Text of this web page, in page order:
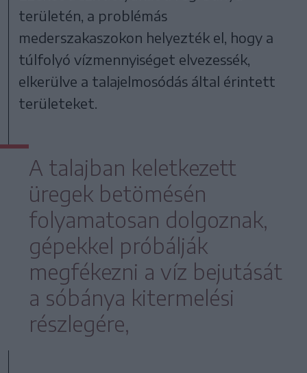
területén, a problémás
mederszakaszokon helyezték el, hogy a
túlfolyó vízmennyiséget elvezessék,
elkerülve a talajelmosódás által érintett
területeket.
A talajban keletkezett
üregek betömésén
folyamatosan dolgoznak,
gépekkel próbálják
megfékezni a víz bejutását
a sóbánya kitermelési
részlegére,